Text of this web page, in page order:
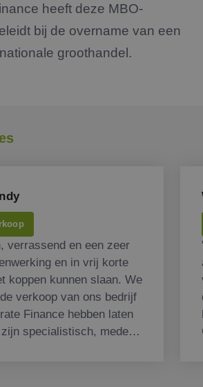
heeft deze MBO-
bij de overname van een
groothandel.
verrassend en een zeer
en in vrij korte
koppen kunnen slaan. We
verkoop van ons bedrijf
Finance hebben laten
specialistisch, mede